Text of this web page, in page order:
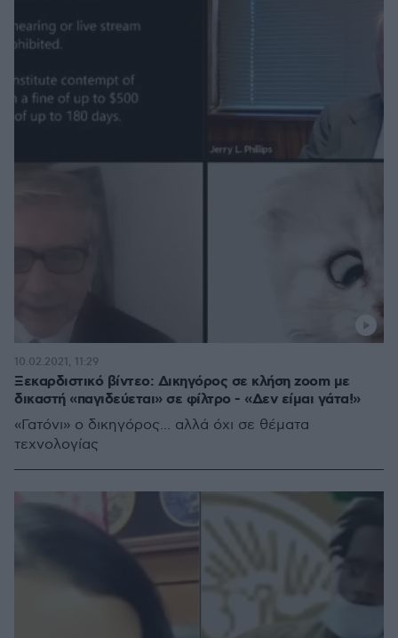
Ξεκαρδιστικό βίντεο: Δικηγόρος σε κλήση zoom με
δικαστή «παγιδεύεται» σε φίλτρο - «Δεν είμαι γάτα!»
«Γατόνι» ο δικηγόρος... αλλά όχι σε θέματα
τεχνολογίας
10.02.2021, 11:29